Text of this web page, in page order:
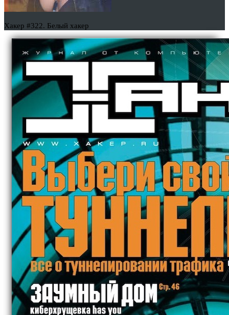
Хакер #322. Белый хакер